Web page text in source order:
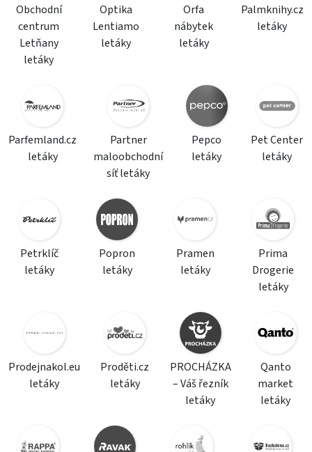
Obchodní
centrum
Letňany
letáky
Optika
Lentiamo
letáky
Orfa
nábytek
letáky
Palmknihy.cz
letáky
Parfemland.cz
letáky
Partner
maloobchodní
síť letáky
Pepco
letáky
Pet Center
letáky
Petrklíč
letáky
Popron
letáky
Pramen
letáky
Prima
Drogerie
letáky
Prodejnakol.eu
letáky
Proděti.cz
letáky
PROCHÁZKA
– Váš řezník
letáky
Qanto
market
letáky